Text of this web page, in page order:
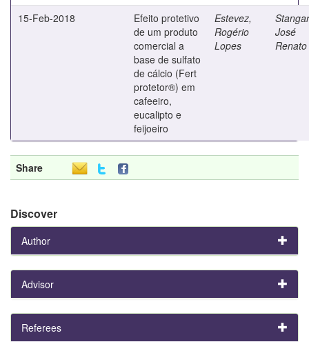
15-Feb-2018
Efeito protetivo
de um produto
comercial a
base de sulfato
de cálcio (Fert
protetor®) em
cafeeiro,
eucalipto e
feijoeiro
Estevez,
Rogério
Lopes
José
Renato
Share
Discover
Author
Advisor
Referees